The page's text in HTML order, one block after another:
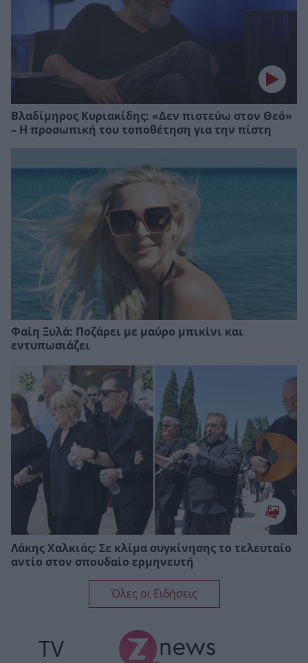
Βλαδίμηρος Κυριακίδης: «Δεν πιστεύω στον Θεό»
– Η προσωπική του τοποθέτηση για την πίστη
Φαίη Ξυλά: Ποζάρει με μαύρο μπικίνι και
εντυπωσιάζει
Λάκης Χαλκιάς: Σε κλίμα συγκίνησης το τελευταίο
αντίο στον σπουδαίο ερμηνευτή
Όλες οι Ειδήσεις
TV